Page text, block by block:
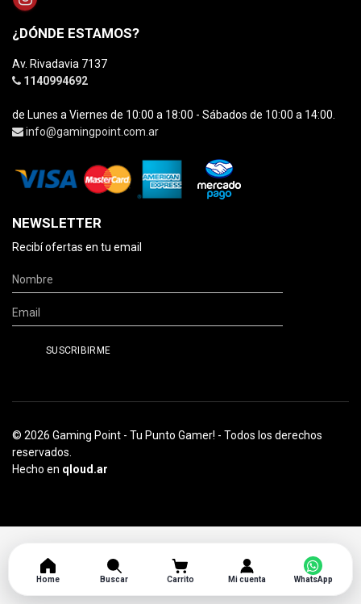
¿DÓNDE ESTAMOS?
Av. Rivadavia 7137
1140994692
de Lunes a Viernes de 10:00 a 18:00 - Sábados de 10:00 a 14:00.
info@gamingpoint.com.ar
NEWSLETTER
Recibí ofertas en tu email
© 2026 Gaming Point - Tu Punto Gamer! - Todos los derechos
reservados.
Hecho en qloud.ar
Home Buscar Carrito Mi cuenta